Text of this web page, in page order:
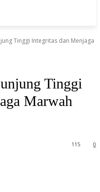
Tinggi Integritas dan Menjaga
Tinggi
Marwah
0
115